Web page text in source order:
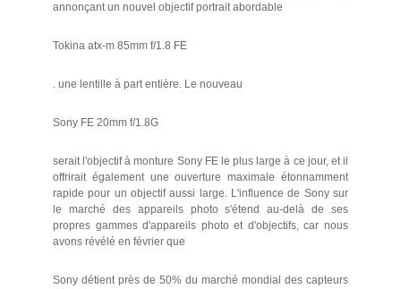
annonçant un nouvel objectif portrait abordable
Tokina atx-m 85mm f/1.8 FE
. une lentille à part entière. Le nouveau
Sony FE 20mm f/1.8G
serait l'objectif à monture Sony FE le plus large à ce jour, et il
offrirait également une ouverture maximale étonnamment
rapide pour un objectif aussi large. L'influence de Sony sur
le marché des appareils photo s'étend au-delà de ses
propres gammes d'appareils photo et d'objectifs, car nous
avons révélé en février que
Sony détient près de 50% du marché mondial des capteurs